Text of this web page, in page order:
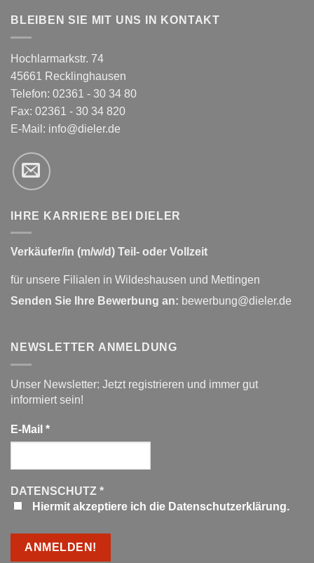
BLEIBEN SIE MIT UNS IN KONTAKT
Hochlarmarkstr. 74
45661 Recklinghausen
Telefon: 02361 - 30 34 80
Fax: 02361 - 30 34 820
E-Mail: info@dieler.de
IHRE KARRIERE BEI DIELER
Verkäufer/in (m/w/d) Teil- oder Vollzeit
für unsere Filialen in Wildeshausen und Mettingen
Senden Sie Ihre Bewerbung an: bewerbung@dieler.de
NEWSLETTER ANMELDUNG
Unser Newsletter: Jetzt registrieren und immer gut
informiert sein!
E-Mail *
DATENSCHUTZ *
Hiermit akzeptiere ich die Datenschutzerklärung.